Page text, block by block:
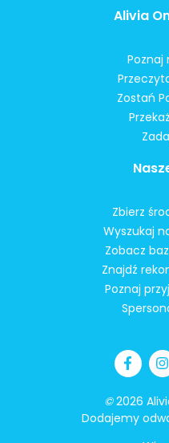
Alivia
Poznaj
Zostań
Zbierz
Wyszukaj
Zobacz
Znajdź
Poznaj
©2026
Dodajemy